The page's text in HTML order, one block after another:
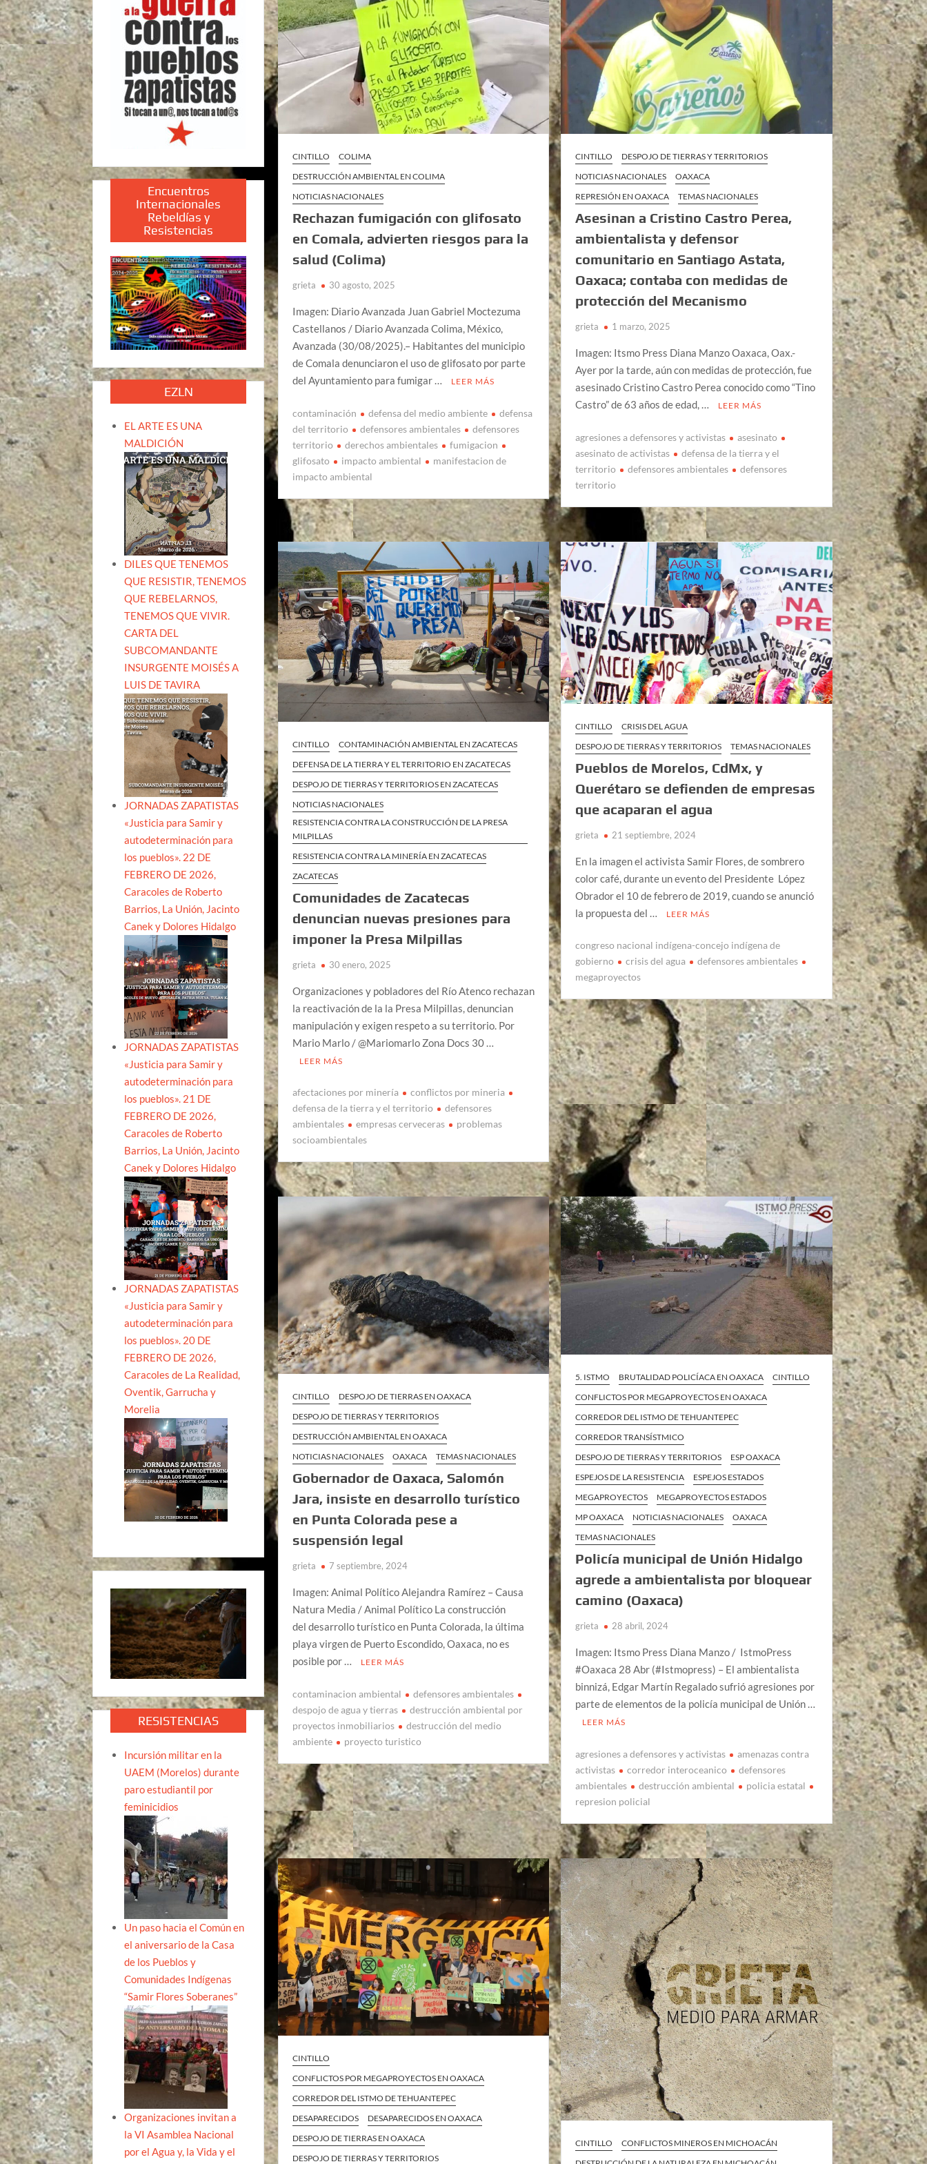
CINTILLO
COLIMA
DESTRUCCIÓN AMBIENTAL EN COLIMA
NOTICIAS NACIONALES
Rechazan fumigación con glifosato
en Comala, advierten riesgos para la
salud (Colima)
grieta 30 agosto, 2025
Imagen: Diario Avanzada Juan Gabriel Moctezuma
Castellanos / Diario Avanzada Colima, México,
Avanzada (30/08/2025).– Habitantes del municipio
de Comala denunciaron el uso de glifosato por parte
del Ayuntamiento para fumigar …
LEER MÁS
contaminación defensa del medio ambiente
defensa
del territorio
defensores ambientales
defensores
territorio
derechos ambientales
fumigacion
glifosato
impacto ambiental
manifestacion de
impacto ambiental
CINTILLO
DESPOJO DE TIERRAS Y TERRITORIOS
NOTICIAS NACIONALES
OAXACA
REPRESIÓN EN OAXACA
TEMAS NACIONALES
Asesinan a Cristino Castro Perea,
ambientalista y defensor
comunitario en Santiago Astata,
Oaxaca; contaba con medidas de
protección del Mecanismo
grieta 1 marzo, 2025
Imagen: Itsmo Press Diana Manzo Oaxaca, Oax.-
Ayer por la tarde, aún con medidas de protección, fue
asesinado Cristino Castro Perea conocido como “Tino
Castro” de 63 años de edad, …
LEER MÁS
agresiones a defensores y activistas
asesinato
asesinato de activistas
defensa de la tierra y el
territorio
defensores ambientales
defensores
territorio
CINTILLO
CONTAMINACIÓN AMBIENTAL EN ZACATECAS
DEFENSA DE LA TIERRA Y EL TERRITORIO EN ZACATECAS
DESPOJO DE TIERRAS Y TERRITORIOS EN ZACATECAS
NOTICIAS NACIONALES
RESISTENCIA CONTRA LA CONSTRUCCIÓN DE LA PRESA
MILPILLAS
RESISTENCIA CONTRA LA MINERÍA EN ZACATECAS
ZACATECAS
Comunidades de Zacatecas
denuncian nuevas presiones para
imponer la Presa Milpillas
grieta 30 enero, 2025
Organizaciones y pobladores del Río Atenco rechazan
la reactivación de la la Presa Milpillas, denuncian
manipulación y exigen respeto a su territorio. Por
Mario Marlo / @Mariomarlo Zona Docs 30 …
LEER MÁS
afectaciones por minería
conflictos por mineria
defensa de la tierra y el territorio
defensores
ambientales
empresas cerveceras
problemas
socioambientales
CINTILLO
CRISIS DEL AGUA
DESPOJO DE TIERRAS Y TERRITORIOS
TEMAS NACIONALES
Pueblos de Morelos, CdMx, y
Querétaro se defienden de empresas
que acaparan el agua
grieta 21 septiembre, 2024
En la imagen el activista Samir Flores, de sombrero
color café, durante un evento del Presidente López
Obrador el 10 de febrero de 2019, cuando se anunció
la propuesta del …
LEER MÁS
congreso nacional indígena-concejo indígena de
gobierno
crisis del agua
defensores ambientales
megaproyectos
CINTILLO
DESPOJO DE TIERRAS EN OAXACA
DESPOJO DE TIERRAS Y TERRITORIOS
DESTRUCCIÓN AMBIENTAL EN OAXACA
NOTICIAS NACIONALES
OAXACA TEMAS NACIONALES
Gobernador de Oaxaca, Salomón
Jara, insiste en desarrollo turístico
en Punta Colorada pese a
suspensión legal
grieta 7 septiembre, 2024
Imagen: Animal Político Alejandra Ramírez – Causa
Natura Media / Animal Político La construcción
del desarrollo turístico en Punta Colorada, la última
playa virgen de Puerto Escondido, Oaxaca, no es
posible por …
LEER MÁS
contaminacion ambiental
defensores ambientales
despojo de agua y tierras
destrucción ambiental por
proyectos inmobiliarios
destrucción del medio
ambiente
proyecto turistico
5. ISTMO BRUTALIDAD POLICÍACA EN OAXACA
CINTILLO
CONFLICTOS POR MEGAPROYECTOS EN OAXACA
CORREDOR DEL ISTMO DE TEHUANTEPEC
CORREDOR TRANSÍSTMICO
DESPOJO DE TIERRAS Y TERRITORIOS
ESP OAXACA
ESPEJOS DE LA RESISTENCIA
ESPEJOS ESTADOS
MEGAPROYECTOS
MEGAPROYECTOS ESTADOS
MP OAXACA
NOTICIAS NACIONALES
OAXACA
TEMAS NACIONALES
Policía municipal de Unión Hidalgo
agrede a ambientalista por bloquear
camino (Oaxaca)
grieta 28 abril, 2024
Imagen: Itsmo Press Diana Manzo / IstmoPress
#Oaxaca 28 Abr (#Istmopress) – El ambientalista
binnizá, Edgar Martín Regalado sufrió agresiones por
parte de elementos de la policía municipal de Unión …
LEER MÁS
agresiones a defensores y activistas
amenazas contra
activistas
corredor interoceanico
defensores
ambientales
destrucción ambiental
policia estatal
represion policial
CINTILLO
CONFLICTOS POR MEGAPROYECTOS EN OAXACA
CORREDOR DEL ISTMO DE TEHUANTEPEC
DESAPARECIDOS
DESAPARECIDOS EN OAXACA
DESPOJO DE TIERRAS EN OAXACA
DESPOJO DE TIERRAS Y TERRITORIOS
CINTILLO
CONFLICTOS MINEROS EN MICHOACÁN
Encuentros
Internacionales
Rebeldías y
Resistencias
EZLN
EL ARTE ES UNA
MALDICIÓN
DILES QUE TENEMOS
QUE RESISTIR, TENEMOS
QUE REBELARNOS,
TENEMOS QUE VIVIR.
CARTA DEL
SUBCOMANDANTE
INSURGENTE MOISÉS A
LUIS DE TAVIRA
JORNADAS ZAPATISTAS
«Justicia para Samir y
autodeterminación para
los pueblos». 22 DE
FEBRERO DE 2026,
Caracoles de Roberto
Barrios, La Unión, Jacinto
Canek y Dolores Hidalgo
JORNADAS ZAPATISTAS
«Justicia para Samir y
autodeterminación para
los pueblos». 21 DE
FEBRERO DE 2026,
Caracoles de Roberto
Barrios, La Unión, Jacinto
Canek y Dolores Hidalgo
JORNADAS ZAPATISTAS
«Justicia para Samir y
autodeterminación para
los pueblos». 20 DE
FEBRERO DE 2026,
Caracoles de La Realidad,
Oventik, Garrucha y
Morelia
RESISTENCIAS
Incursión militar en la
UAEM (Morelos) durante
paro estudiantil por
feminicidios
Un paso hacia el Común en
el aniversario de la Casa
de los Pueblos y
Comunidades Indígenas
“Samir Flores Soberanes”
Organizaciones invitan a
la VI Asamblea Nacional
por el Agua y, la Vida y el